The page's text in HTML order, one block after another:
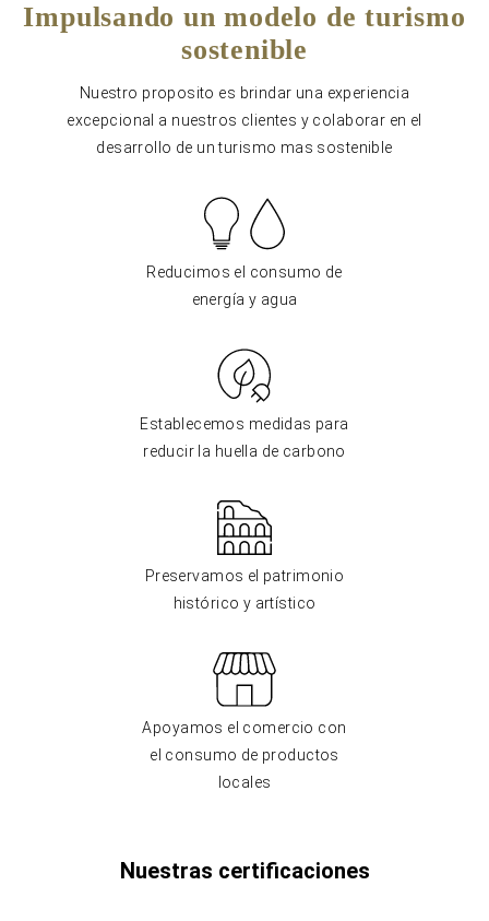
Impulsando un modelo de turismo
sostenible
Nuestro proposito es brindar una experiencia
excepcional a nuestros clientes y colaborar en el
desarrollo de un turismo mas sostenible
Reducimos el consumo de
energía y agua
Establecemos medidas para
reducir la huella de carbono
Preservamos el patrimonio
histórico y artístico
Apoyamos el comercio con
el consumo de productos
locales
Nuestras certificaciones